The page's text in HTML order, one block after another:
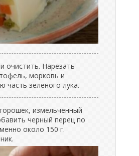
очистить. Нарезать
морковь и
зеленого лука.
измельченный
черный перец по
около 150 г.